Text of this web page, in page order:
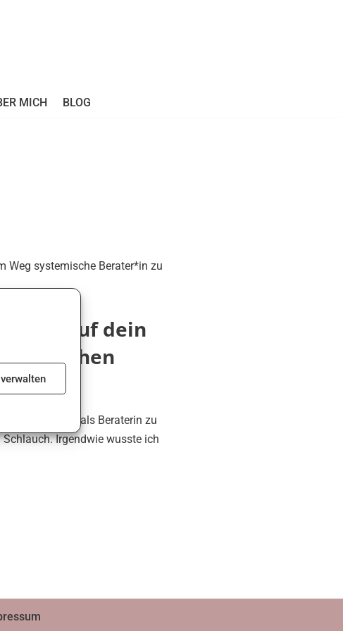
MICH BLOG
Weg systemische Berater*in zu
Tipps auf dein
machen
Tätigkeit als Beraterin zu
Irgendwie wusste ich